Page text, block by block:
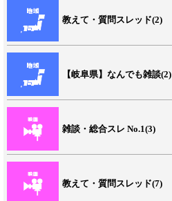
教えて・質問スレッド(2)
【岐阜県】なんでも雑談(2)
雑談・総合スレ No.1(3)
教えて・質問スレッド(7)